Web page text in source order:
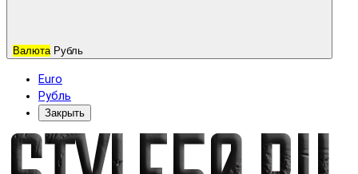
Валюта Рубль
Euro
Рубль
Закрыть